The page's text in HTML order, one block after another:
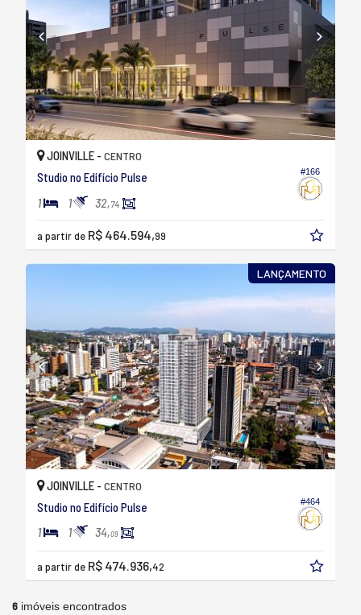
#166
JOINVILLE - CENTRO
Studio no Edifício Pulse
1 1 32,74
a partir de R$ 464.594,99
LANÇAMENTO
#464
JOINVILLE - CENTRO
Studio no Edifício Pulse
1 1 34,09
a partir de R$ 474.936,42
6 imóveis encontrados